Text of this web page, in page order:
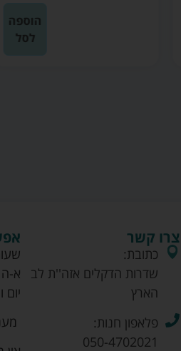
הוספה
לסל
צרו קשר
כתובת:
שדרות הדקלים אזה''ת לב
הארץ
פלאפון חנות:
050-4702021
א-ה 9:00-19:00
יום ו 10:00-13:00